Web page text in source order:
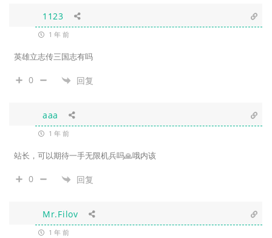
1123
1 年 前
英雄立志传三国志有吗
0 回复
aaa
1 年 前
站长，可以期待一手无限机兵吗🙏哦内该
0 回复
Mr.Filov
1 年 前